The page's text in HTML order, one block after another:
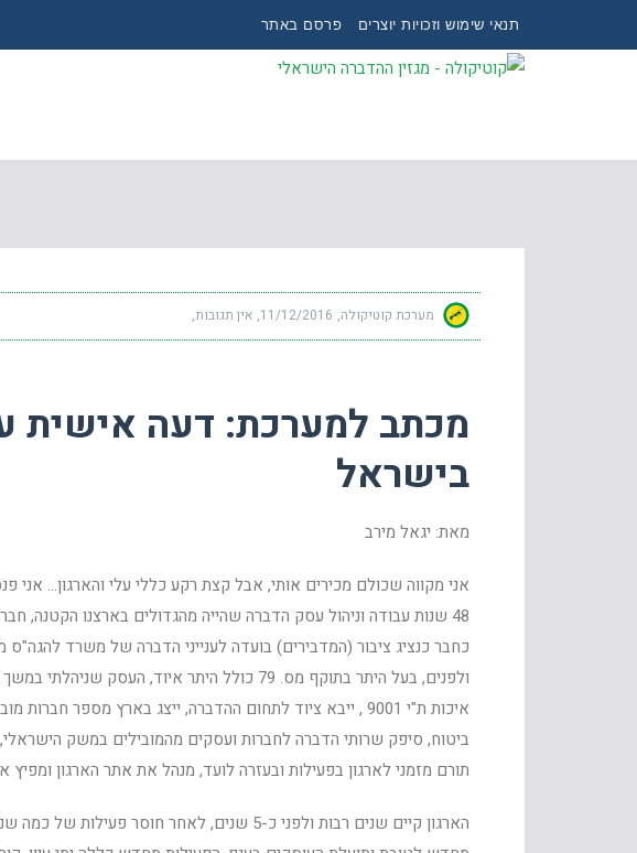
תנאי שימוש וזכויות יוצרים פרסם באתר
מערכת קוטיקולה 11/12/2016 אין תגובות
מכתב למערכת: דעה אישית
בישראל
מאת: יגאל מירב
אני מקווה שכולם מכירים אותי, אבל קצת רקע כללי עלי והארגון… אני
48 שנות עבודה וניהול עסק הדברה שהייה מהגדולים בארצנו הקטנה,
איכות ת"י 9001 , ייבא ציוד לתחום ההדברה, ייצג בארץ מספר
ביטוח, סיפק שרותי הדברה לחברות ועסקים מהמובילים במשק הישראלי,
תורם מזמני לארגון בפעילות ובעזרה לועד, מנהל את אתר הארגון ומפיץ
הארגון קיים שנים רבות ולפני כ-5 שנים, לאחר